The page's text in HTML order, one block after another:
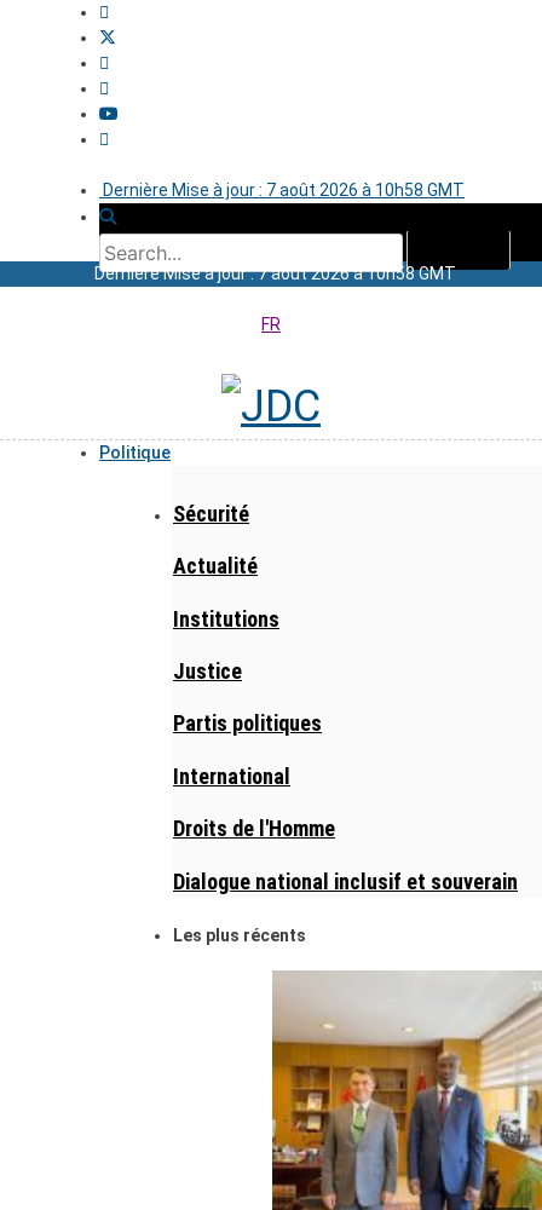
Dernière Mise à jour : 7 août 2026 à 10h58 GMT
Dernière Mise à jour : 7 août 2026 à 10h58 GMT
FR
Politique
Sécurité
Actualité
Institutions
Justice
Partis politiques
International
Droits de l'Homme
Dialogue national inclusif et souverain
Les plus récents